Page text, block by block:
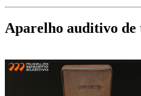
Aparelho auditivo de